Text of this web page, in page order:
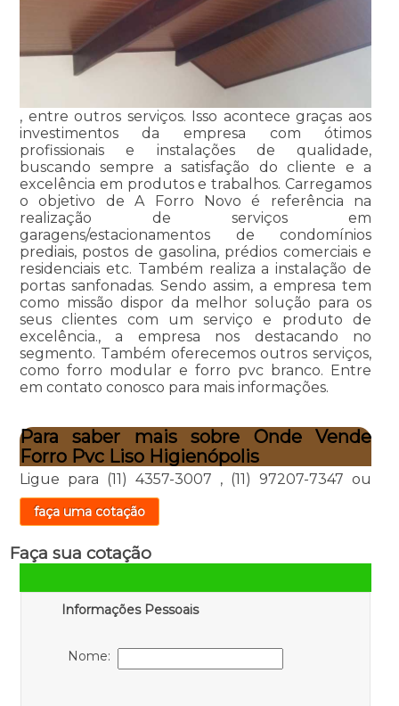
, entre outros serviços. Isso acontece graças aos
investimentos da empresa com ótimos
profissionais e instalações de qualidade,
buscando sempre a satisfação do cliente e a
excelência em produtos e trabalhos. Carregamos
o objetivo de A Forro Novo é referência na
realização de serviços em
garagens/estacionamentos de condomínios
prediais, postos de gasolina, prédios comerciais e
residenciais etc. Também realiza a instalação de
portas sanfonadas. Sendo assim, a empresa tem
como missão dispor da melhor solução para os
seus clientes com um serviço e produto de
excelência., a empresa nos destacando no
segmento. Também oferecemos outros serviços,
como forro modular e forro pvc branco. Entre
em contato conosco para mais informações.
Para saber mais sobre Onde Vende
Forro Pvc Liso Higienópolis
Ligue para (11) 4357-3007 , (11) 97207-7347 ou
faça uma cotação
Faça sua cotação
Informações Pessoais
Nome: